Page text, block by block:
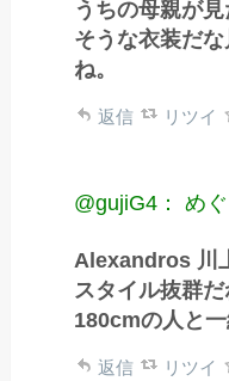
うちの母親が
そうな衣装だ
ね。
返信 リツイ
@gujiG4： め
Alexandros 川
スタイル抜群だ
180cmの人と
返信 リツイ